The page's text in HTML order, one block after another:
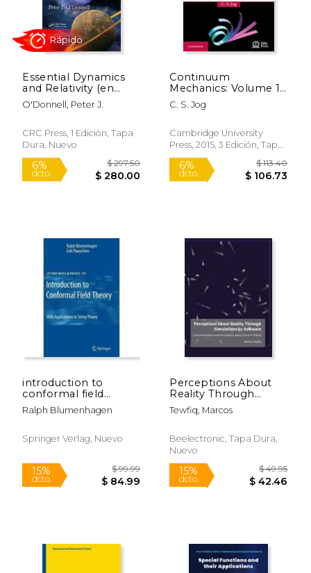
50% $ 442.82 11% $
Essential Dynamics
and Relativity (en
Inglés)
O'Donnell, Peter J.
CRC Press, 1 Edición, Tapa
Dura, Nuevo
Continuum
Mechanics: Volume 1:
Foundations and
Applications of
(Cambridge - Iisc) (en
Inglés)
C. S. Jog
Cambridge University
Press, 2015, 3 Edición, Tapa
Dura, Nuevo
introduction to
conformal field
theory,with
applications to string
Ralph Blumenhagen
Springer Verlag, Nuevo
Perceptions About
Reality Through
Simulations by
Software: A few
annotations about
The C++ Project (en
Tewfiq, Marcos
Beelectronic, Tapa Dura,
Nuevo